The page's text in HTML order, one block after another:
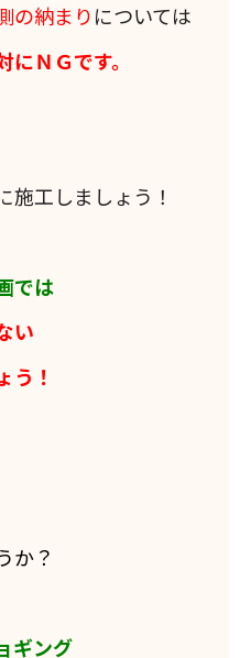
の納まりについては
ＮＧです。
施工しましょう！
では
い
う！
か？
ギング